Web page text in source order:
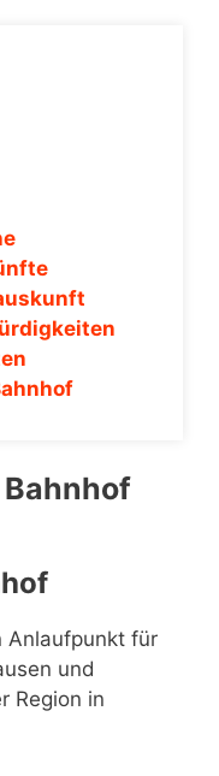
Anlaufpunkt für
und
Region in